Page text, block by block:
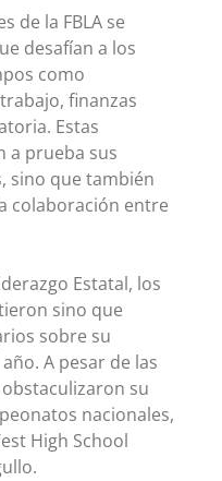
de la FBLA se
desafían a los
como
finanzas
Estas
a prueba sus
sino que también
colaboración entre
Estatal, los
sino que
sobre su
A pesar de las
su
nacionales,
High School